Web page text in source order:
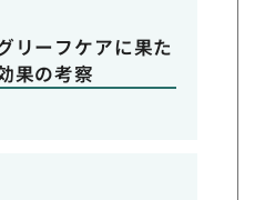
リーフケアに果た
果の考察